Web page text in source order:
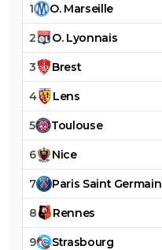
1 O. Marseille
2 O. Lyonnais
3 Brest
4 Lens
5 Toulouse
6 Nice
7 Paris Saint Germain
8 Rennes
9 Strasbourg